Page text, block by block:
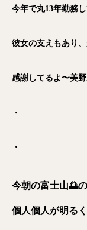
今年で丸13年勤務
彼女の支えもあり
感謝してるよ〜美
・
・
今朝の富士山🌅
個人個人が明る